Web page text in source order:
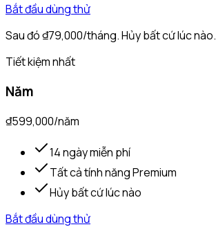
Bắt đầu dùng thử
Sau đó₫79,000/tháng. Hủy bất cứ lúc nào.
Tiết kiệm nhất
Năm
₫599,000/năm
14 ngày miễn phí
Tất cả tính năng Premium
Hủy bất cứ lúc nào
Bắt đầu dùng thử